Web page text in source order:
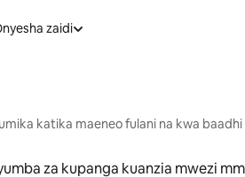
zaidi
katika maeneo fulani na kwa
za kupanga kuanzia mwezi